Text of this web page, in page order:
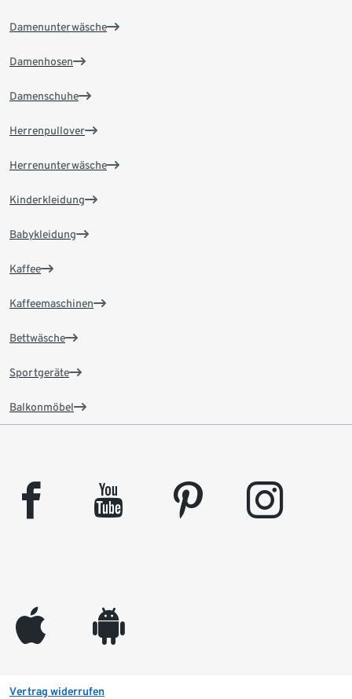
Damenunterwäsche
Damenhosen
Damenschuhe
Herrenpullover
Herrenunterwäsche
Kinderkleidung
Babykleidung
Kaffee
Kaffeemaschinen
Bettwäsche
Sportgeräte
Balkonmöbel
facebook youtube pinterest instagram
appleinc android
Vertrag widerrufen